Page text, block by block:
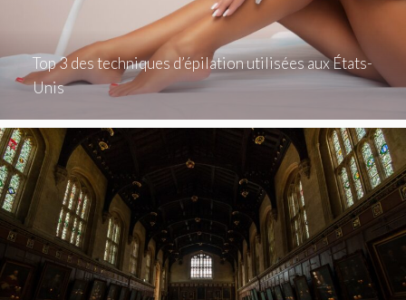
Top 3 des techniques d’épilation utilisées aux États-
Unis